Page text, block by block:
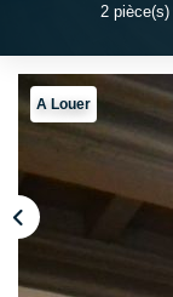
2pièce(s)
A Louer